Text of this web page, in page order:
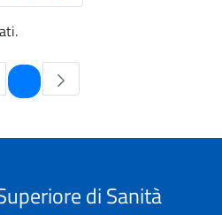
Pagina
di Sanità